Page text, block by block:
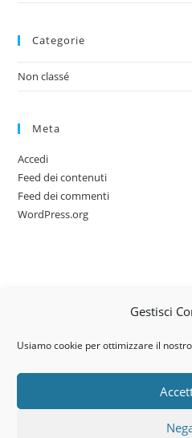
Gestisci
Usiamo cookie per ottimizzare il
Categorie
Non classé
Meta
Accedi
Feed dei contenuti
Feed dei commenti
WordPress.org
Via